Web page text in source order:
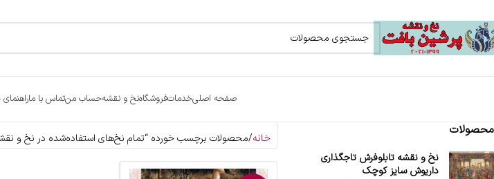
صفحه اصلیخدماتفروشگاهنخ و نقشهحساب منتماس با ما
محصولات
نخ و نقشه تابلوفرش تاجگذاری
داریوش سایز کوچک
خانه محصولات برچسب خورده “تمام نخ‌های استفاده‌شده در نخ و